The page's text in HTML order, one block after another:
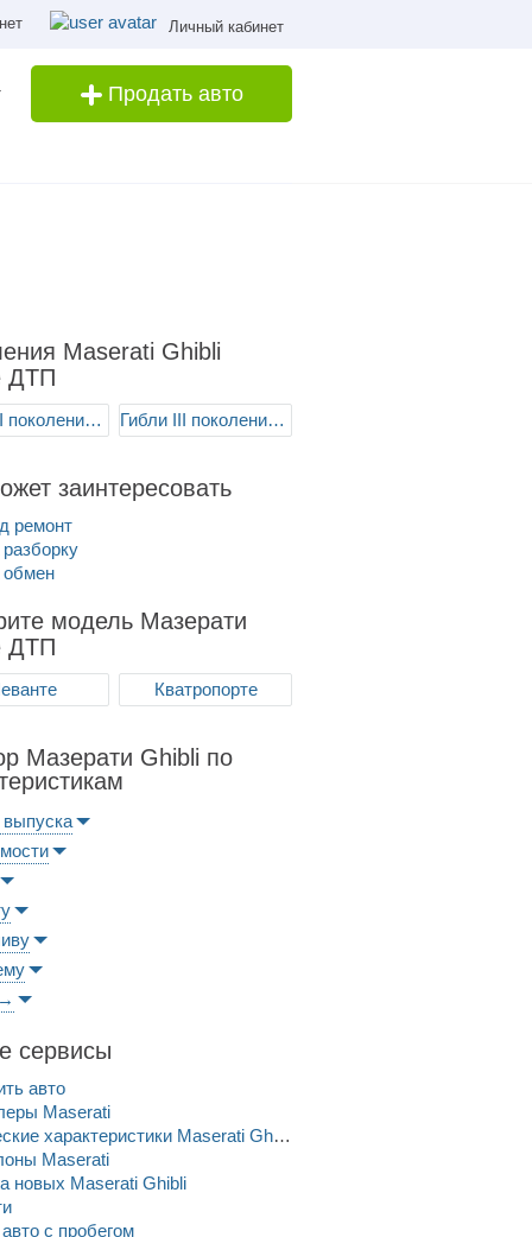
Личный кабинет
Продать авто
Maserati Ghibli
ДТП
Гибли III поколение/M157 Гибли III поколение (FL)/M157
заинтересовать
ремонт
обмен
модель Мазерати
ДТП
Кватропорте
Мазерати Ghibli по
выпуска
сервисы
авто
Maserati
Технические характеристики Maserati Ghibli
Maserati
новых Maserati Ghibli
c пробегом